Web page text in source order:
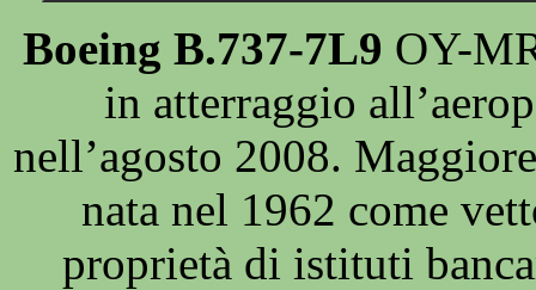
Boeing B.737-7L9 OY-
in atterraggio
nell’agosto 2008.
nata nel 1962 come
proprietà di istituti